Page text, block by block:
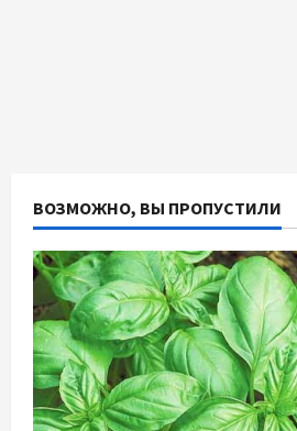
ВОЗМОЖНО, ВЫ ПРОПУСТИЛИ